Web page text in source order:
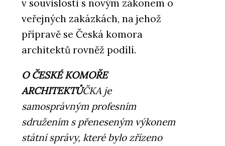
v souvislosti s novým zákonem o
veřejných zakázkách, na jehož
přípravě se Česká komora
architektů rovněž podílí.
O ČESKÉ KOMOŘE
ARCHITEKTŮČKA je
samosprávným profesním
sdružením s přeneseným výkonem
státní správy, které bylo zřízeno